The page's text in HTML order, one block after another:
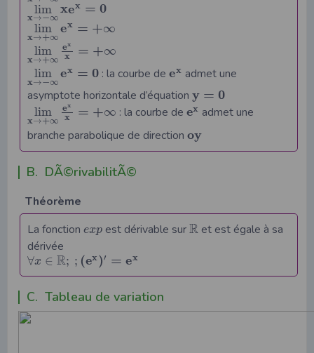
lim
x→−∞
xex = 0
lim
x→+∞
ex = +∞
lim
x→+∞
ex
x = +∞
lim
x→−∞
ex = 0 : la courbe deex admet une
asymptote horizontale d’équation y = 0
lim
x→+∞
ex
x = +∞ : la courbe de ex admet une
branche parabolique de direction oy
B. DÃ©rivabilitÃ©
Théorème
La fonction expest dérivable surRet est égale à sa
dérivée
∀x ∈ R; ; (ex )′ = ex
C. Tableau de variation